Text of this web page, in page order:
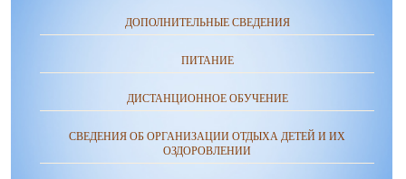
ДОПОЛНИТЕЛЬНЫЕ СВЕДЕНИЯ
ПИТАНИЕ
ДИСТАНЦИОННОЕ ОБУЧЕНИЕ
СВЕДЕНИЯ ОБ ОРГАНИЗАЦИИ ОТДЫХА ДЕТЕЙ И ИХ
ОЗДОРОВЛЕНИИ